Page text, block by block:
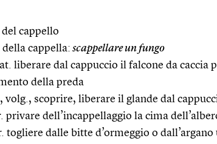
cappello
cappella: scappellare un fungo
liberare dal cappuccio il falcone da caccia
della preda
volg., scoprire, liberare il glande dal
privare dell’incappellaggio la cima
togliere dalle bitte d’ormeggio o dall’argano